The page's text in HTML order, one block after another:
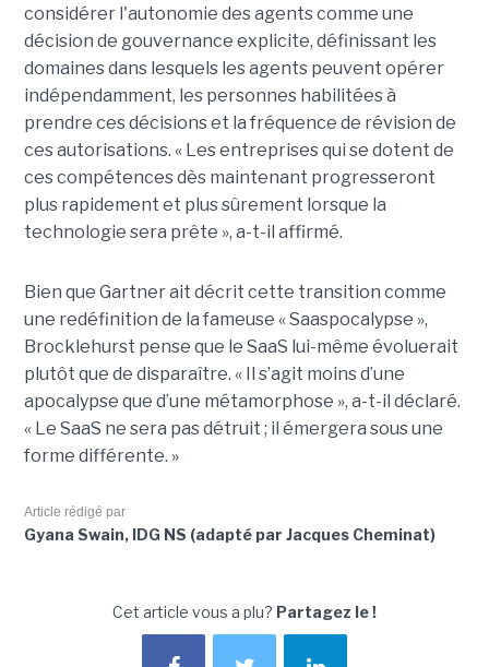
considérer l'autonomie des agents comme une
décision de gouvernance explicite, définissant les
domaines dans lesquels les agents peuvent opérer
indépendamment, les personnes habilitées à
prendre ces décisions et la fréquence de révision de
ces autorisations. « Les entreprises qui se dotent de
ces compétences dès maintenant progresseront
plus rapidement et plus sûrement lorsque la
technologie sera prête », a-t-il affirmé.
Bien que Gartner ait décrit cette transition comme
une redéfinition de la fameuse « Saaspocalypse »,
Brocklehurst pense que le SaaS lui-même évoluerait
plutôt que de disparaître. « Il s’agit moins d’une
apocalypse que d’une métamorphose », a-t-il déclaré.
« Le SaaS ne sera pas détruit ; il émergera sous une
forme différente. »
Article rédigé par
Gyana Swain, IDG NS (adapté par Jacques Cheminat)
Cet article vous a plu? Partagez le !